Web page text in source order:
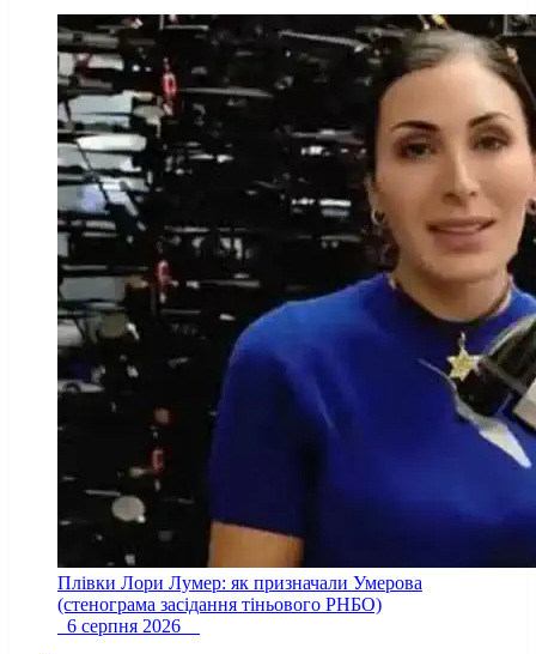
Плівки Лори Лумер: як призначали Умерова
(стенограма засідання тіньового РНБО)
6 серпня 2026